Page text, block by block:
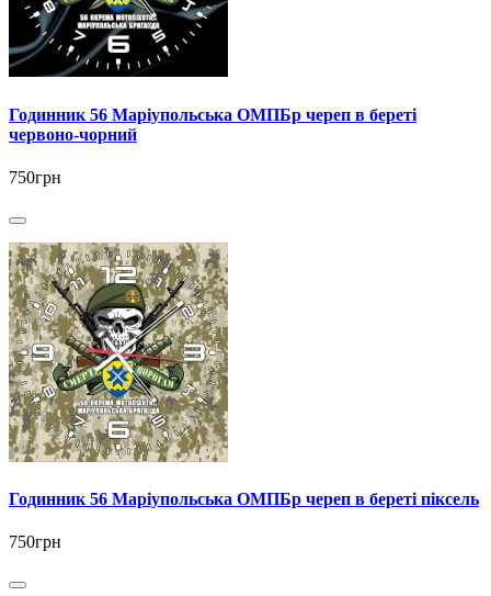
Годинник 56 Маріупольська ОМПБр череп в береті
червоно-чорний
750грн
Годинник 56 Маріупольська ОМПБр череп в береті піксель
750грн